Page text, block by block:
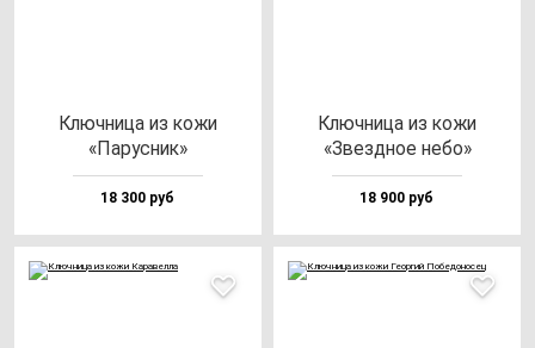
Ключ­ни­ца из ко­жи
«Парус­ник»
18 300 руб
Ключ­ни­ца из ко­жи
«Звез­дное не­бо»
18 900 руб